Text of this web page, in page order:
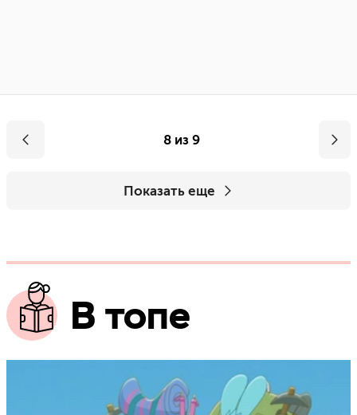
8 из 9
Показать еще
В топе